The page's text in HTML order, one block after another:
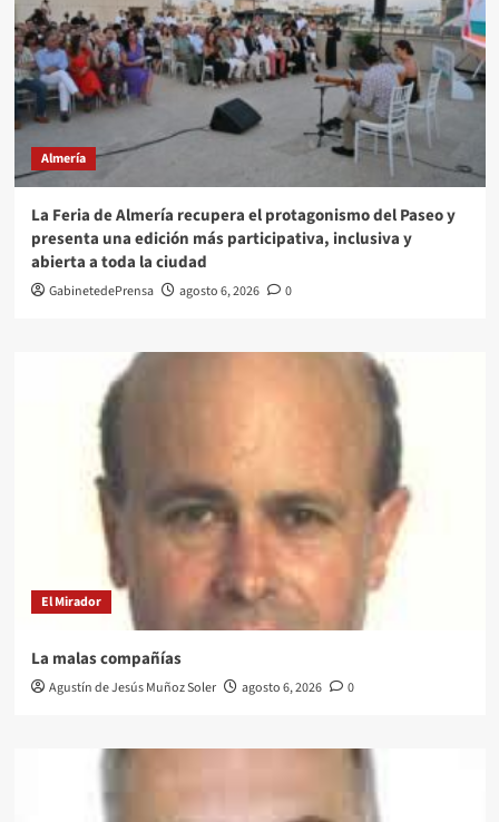
Almería
La Feria de Almería recupera el protagonismo del Paseo y
presenta una edición más participativa, inclusiva y
abierta a toda la ciudad
GabinetedePrensa agosto 6, 2026 0
El Mirador
La malas compañías
Agustín de Jesús Muñoz Soler agosto 6, 2026 0